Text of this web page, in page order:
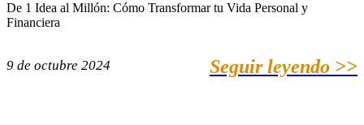
De 1 Idea al Millón: Cómo Transformar tu Vida Personal y
Financiera
9 de octubre 2024 Seguir leyendo >>